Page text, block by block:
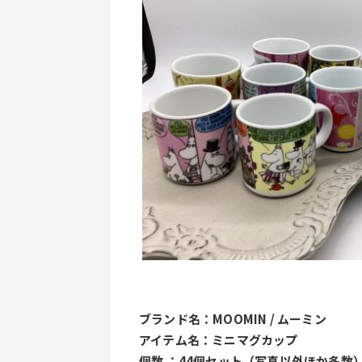
ブランド名：MOOMIN / ムーミン
アイテム名：ミニマグカップ